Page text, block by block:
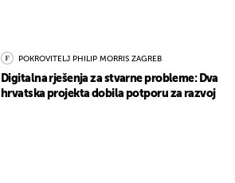
POKROVITELJ PHILIP MORRIS ZAGREB
Digitalna rješenja za stvarne probleme: Dva
hrvatska projekta dobila potporu za razvoj